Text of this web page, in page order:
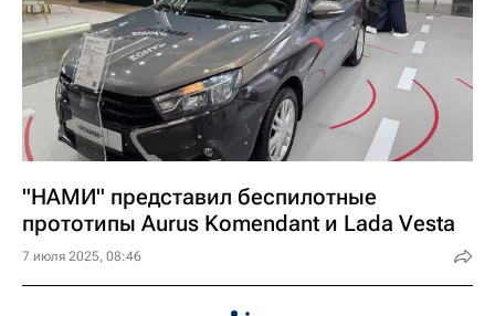
"НАМИ" представил беспилотные
прототипы Aurus Komendant и Lada Vesta
7 июля 2025, 08:46